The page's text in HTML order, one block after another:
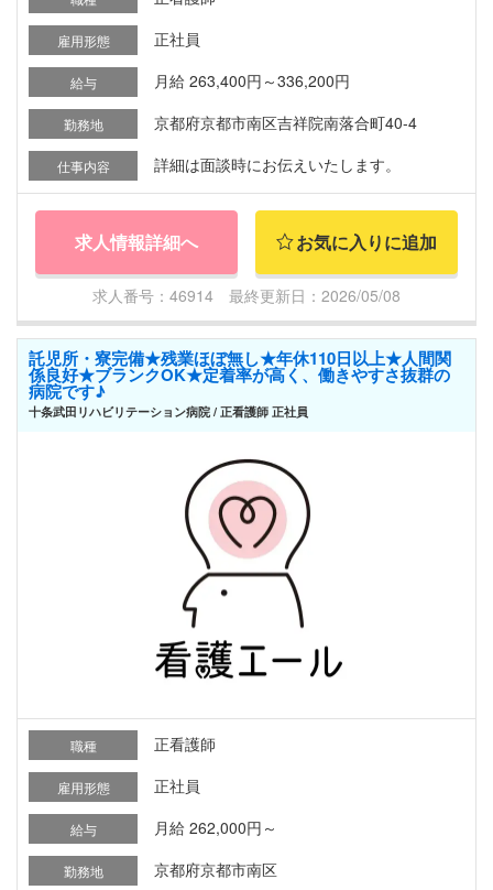
雇用形態 正社員
給与 月給 263,400円～336,200円
勤務地 京都府京都市南区吉祥院南落合町40-4
仕事内容 詳細は面談時にお伝えいたします。
求人情報詳細へ お気に入りに追加
求人番号：46914 最終更新日：2026/05/08
託児所・寮完備★残業ほぼ無し★年休110日以上★人間関
係良好★ブランクOK★定着率が高く、働きやすさ抜群の
病院です♪
十条武田リハビリテーション病院 / 正看護師 正社員
職種 正看護師
雇用形態 正社員
給与 月給 262,000円～
勤務地 京都府京都市南区